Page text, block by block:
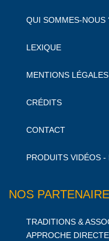
QUI SOMMES-NOUS
LEXIQUE
MENTIONS LÉGALES
CRÉDITS
CONTACT
PRODUITS VIDÉOS -
NOS
TRADITIONS &
APPROCHE DIRECTE